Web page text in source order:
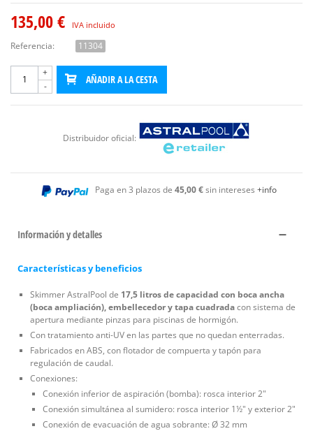
135,00 € IVA incluido
Referencia: 11304
-
+
AÑADIR A LA CESTA
Distribuidor oficial:
Paga en 3 plazos de 45,00 €sin intereses +info
Información y detalles
Características y beneficios
Skimmer AstralPool de 17,5 litros de capacidad con boca ancha
(boca ampliación), embellecedor y tapa cuadradacon sistema de
apertura mediante pinzas para piscinas de hormigón.
Con tratamiento anti-UV en las partes que no quedan enterradas.
Fabricados en ABS, con flotador de compuerta y tapón para
regulación de caudal.
Conexiones:
Conexión inferior de aspiración (bomba): rosca interior 2"
Conexión simultánea al sumidero: rosca interior 1½" y exterior 2"
Conexión de evacuación de agua sobrante: Ø 32 mm